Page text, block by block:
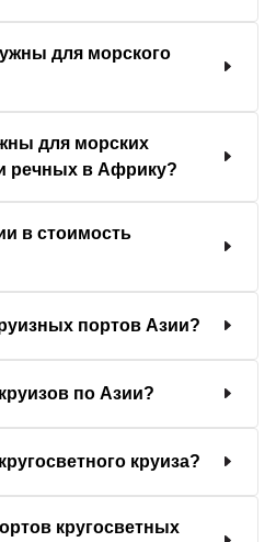
для морского
для морских
речных в Африку?
в стоимость
портов Азии?
по Азии?
круиза?
кругосветных